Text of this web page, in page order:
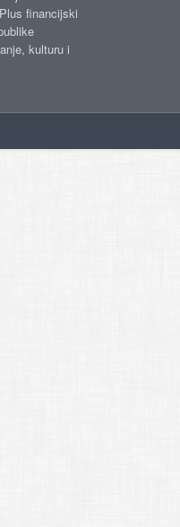
financijski
kulturu i